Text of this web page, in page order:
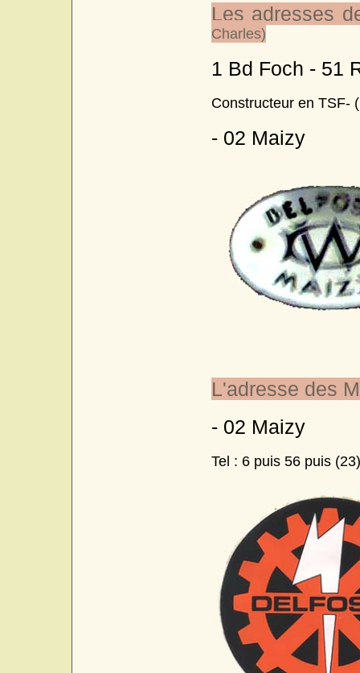
Les adresses
Charles)
1 Bd Foch - 51
Constructeur en TSF-
- 02 Maizy
L'adresse des
- 02 Maizy
Tel : 6 puis 56 puis